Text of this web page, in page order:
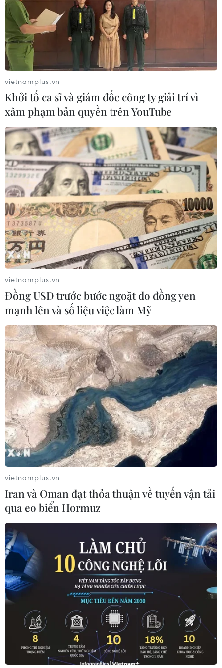
Thành phố Hà Nội yêu cầu các cơ quan có trách nhiệm tiếp tục
tiến hành theo dõi, xử lý các vấn đề xung quanh vụ cháy kho
Rạng Đông. (Ảnh: Sơn Bách/Vietnam+)
(Vietnam+)
#Cháy kho Rạng Đông
#Thuỷ ngân trong máu
#Tẩy độc
#Di dời nhà máy
TP. Hà Nội
Theo dõi VietnamPlus
TIN LIÊN QUAN
Vụ cháy Công ty Rạng Đông: Lượng phế
thải cần thu gom lớn hơn dự kiến
15/09/2019 05:08
Theo thông tin từ Bộ Tư lệnh Hóa học, đến sáng 15/9,
vietnamplus.vn
Khởi tố ca sĩ và giám đốc công ty giải trí vì
xâm phạm bản quyền trên YouTube
vietnamplus.vn
Đồng USD trước bước ngoặt do đồng yen
mạnh lên và số liệu việc làm Mỹ
vietnamplus.vn
Iran và Oman đạt thỏa thuận về tuyến vận tải
qua eo biển Hormuz